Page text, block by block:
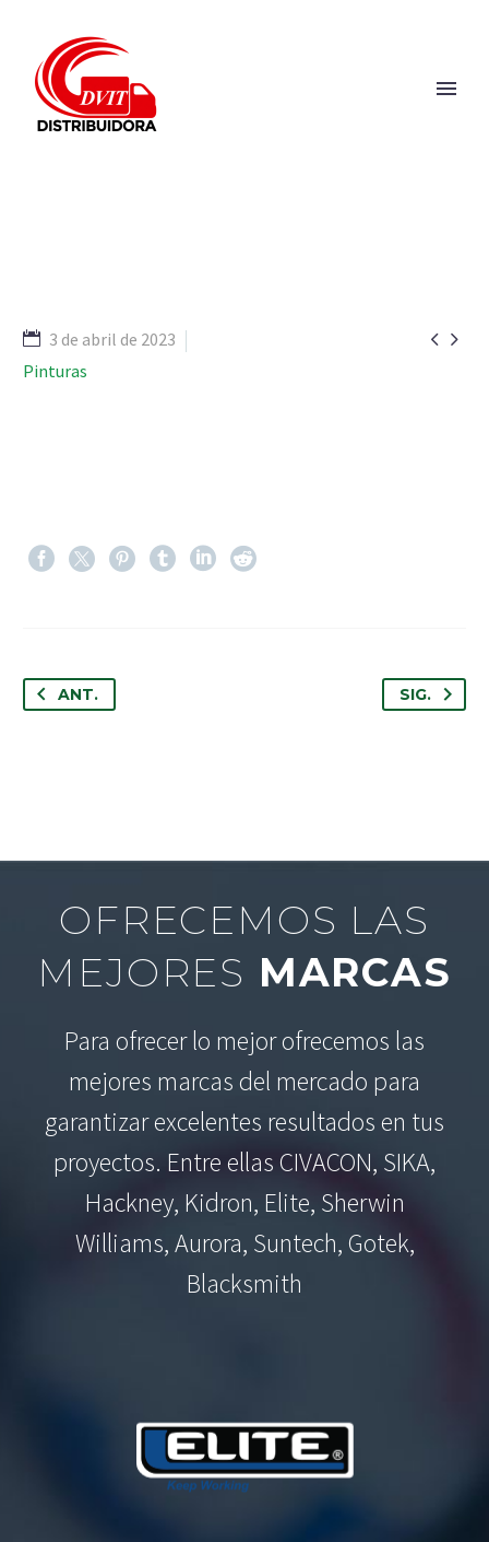
 
3 de abril de 2023
Pinturas
ANT. SIG.
OFRECEMOS LAS
MEJORES MARCAS
Para ofrecer lo mejor ofrecemos las
mejores marcas del mercado para
garantizar excelentes resultados en tus
proyectos. Entre ellas CIVACON, SIKA,
Hackney, Kidron, Elite, Sherwin
Williams, Aurora, Suntech, Gotek,
Blacksmith